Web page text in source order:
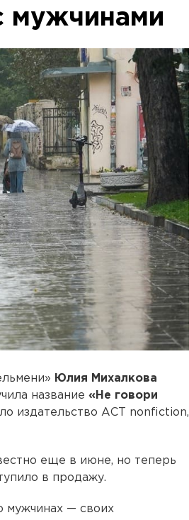
мужчинами
Юлия Михалкова
название «Не говори
издательство АСТ nonfiction,
еще в июне, но теперь
в продажу.
мужчинах — своих